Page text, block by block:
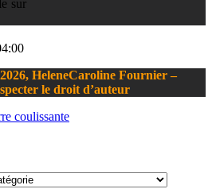
sur
HeleneCaroline Fournier –
le droit d’auteur
coulissante